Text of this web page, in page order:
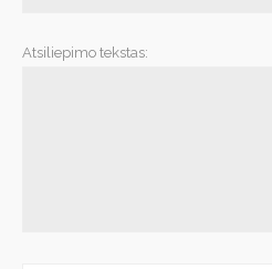
Atsiliepimo tekstas: